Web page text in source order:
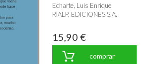
Echarte, Luis Enrique
RIALP, EDICIONES S.A.
15,90 €
comprar